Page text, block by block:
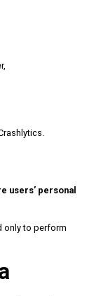
users’ personal
only to perform